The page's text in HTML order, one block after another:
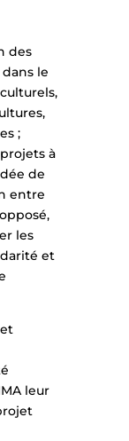
des
le
;
à
de
entre
les
et
leur